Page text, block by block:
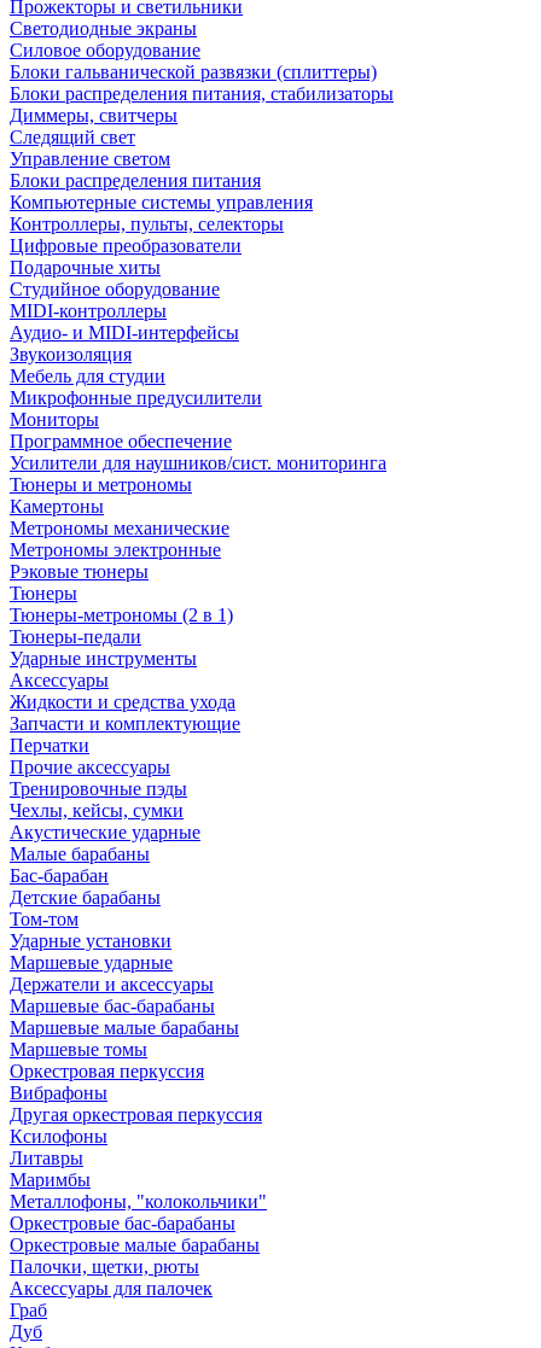
Прожекторы и светильники
Светодиодные экраны
Силовое оборудование
Блоки гальванической развязки (сплиттеры)
Блоки распределения питания, стабилизаторы
Диммеры, свитчеры
Следящий свет
Управление светом
Блоки распределения питания
Компьютерные системы управления
Контроллеры, пульты, селекторы
Цифровые преобразователи
Подарочные хиты
Студийное оборудование
MIDI-контроллеры
Аудио- и MIDI-интерфейсы
Звукоизоляция
Мебель для студии
Микрофонные предусилители
Мониторы
Программное обеспечение
Усилители для наушников/сист. мониторинга
Тюнеры и метрономы
Камертоны
Метрономы механические
Метрономы электронные
Рэковые тюнеры
Тюнеры
Тюнеры-метрономы (2 в 1)
Тюнеры-педали
Ударные инструменты
Аксессуары
Жидкости и средства ухода
Запчасти и комплектующие
Перчатки
Прочие аксессуары
Тренировочные пэды
Чехлы, кейсы, сумки
Акустические ударные
Mалые барабаны
Бас-барабан
Детские барабаны
Том-том
Ударные установки
Маршевые ударные
Держатели и аксессуары
Маршевые бас-барабаны
Маршевые малые барабаны
Маршевые томы
Оркестровая перкуссия
Вибрафоны
Другая оркестровая перкуссия
Ксилофоны
Литавры
Маримбы
Металлофоны, "колокольчики"
Оркестровые бас-барабаны
Оркестровые малые барабаны
Палочки, щетки, рюты
Аксессуары для палочек
Граб
Дуб